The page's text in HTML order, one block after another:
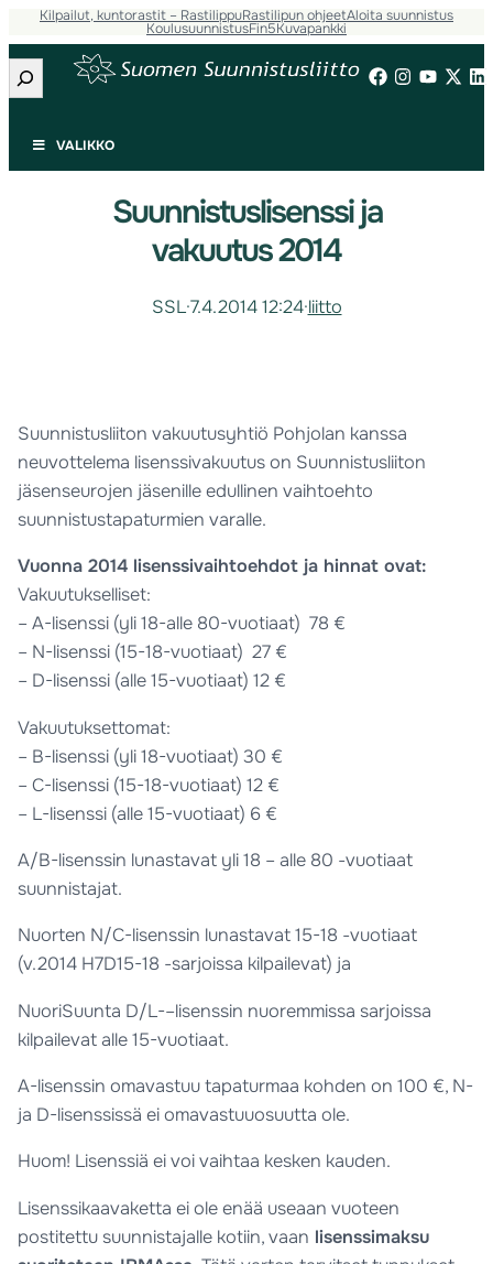
Kilpailut, kuntorastit – RastilippuRastilipun ohjeetAloita suunnistus
KoulusuunnistusFin5Kuvapankki
Etsi
VALIKKO
Suunnistuslisenssi ja
vakuutus 2014
SSL·7.4.2014 12:24·liitto
Suunnistusliiton vakuutusyhtiö Pohjolan kanssa
neuvottelema lisenssivakuutus on Suunnistusliiton
jäsenseurojen jäsenille edullinen vaihtoehto
suunnistustapaturmien varalle.
Vuonna 2014 lisenssivaihtoehdot ja hinnat ovat:
Vakuutukselliset:
– A-lisenssi (yli 18-alle 80-vuotiaat) 78 €
– N-lisenssi (15-18-vuotiaat) 27 €
– D-lisenssi (alle 15-vuotiaat) 12 €
Vakuutuksettomat:
– B-lisenssi (yli 18-vuotiaat) 30 €
– C-lisenssi (15-18-vuotiaat) 12 €
– L-lisenssi (alle 15-vuotiaat) 6 €
A/B-lisenssin lunastavat yli 18 – alle 80 -vuotiaat
suunnistajat.
Nuorten N/C-lisenssin lunastavat 15-18 -vuotiaat
(v.2014 H7D15-18 -sarjoissa kilpailevat) ja
NuoriSuunta D/L-–lisenssin nuoremmissa sarjoissa
kilpailevat alle 15-vuotiaat.
A-lisenssin omavastuu tapaturmaa kohden on 100 €, N-
ja D-lisenssissä ei omavastuuosuutta ole.
Huom! Lisenssiä ei voi vaihtaa kesken kauden.
Lisenssikaavaketta ei ole enää useaan vuoteen
postitettu suunnistajalle kotiin, vaan lisenssimaksu